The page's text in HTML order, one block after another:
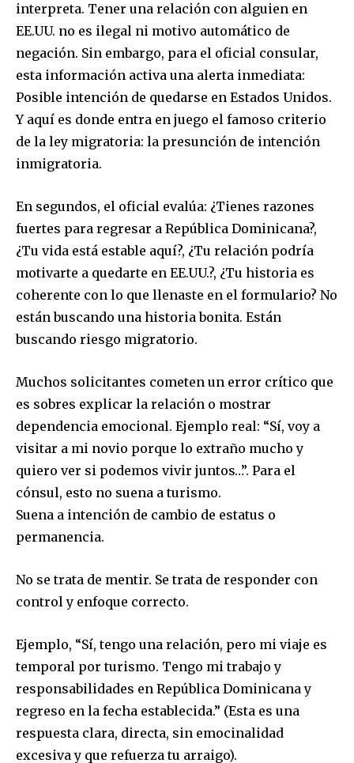
interpreta. Tener una relación con alguien en
EE.UU. no es ilegal ni motivo automático de
negación. Sin embargo, para el oficial consular,
esta información activa una alerta inmediata:
Posible intención de quedarse en Estados Unidos.
Y aquí es donde entra en juego el famoso criterio
de la ley migratoria: la presunción de intención
inmigratoria.
En segundos, el oficial evalúa: ¿Tienes razones
fuertes para regresar a República Dominicana?,
¿Tu vida está estable aquí?, ¿Tu relación podría
motivarte a quedarte en EE.UU.?, ¿Tu historia es
coherente con lo que llenaste en el formulario? No
están buscando una historia bonita. Están
buscando riesgo migratorio.
Muchos solicitantes cometen un error crítico que
es sobres explicar la relación o mostrar
dependencia emocional. Ejemplo real: “Sí, voy a
visitar a mi novio porque lo extraño mucho y
quiero ver si podemos vivir juntos…”. Para el
cónsul, esto no suena a turismo.
Suena a intención de cambio de estatus o
permanencia.
No se trata de mentir. Se trata de responder con
control y enfoque correcto.
Ejemplo, “Sí, tengo una relación, pero mi viaje es
temporal por turismo. Tengo mi trabajo y
responsabilidades en República Dominicana y
regreso en la fecha establecida.” (Esta es una
respuesta clara, directa, sin emocinalidad
excesiva y que refuerza tu arraigo).